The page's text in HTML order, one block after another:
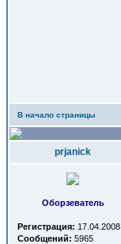
В начало страницы
prjanick
Оборзеватель
Регистрация: 17.04.2008
Сообщений: 5965